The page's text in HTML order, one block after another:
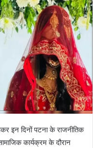
इन दिनों पटना के राजनीतिक
कार्यक्रम के दौरान